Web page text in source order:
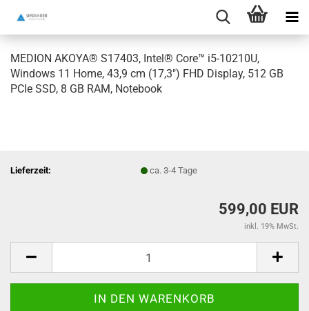
MEDION AKOYA® S17403, Intel® Core™ i5-10210U,
Windows 11 Home, 43,9 cm (17,3") FHD Display, 512 GB
PCIe SSD, 8 GB RAM, Notebook
Lieferzeit: ca. 3-4 Tage
599,00 EUR
inkl. 19% MwSt.